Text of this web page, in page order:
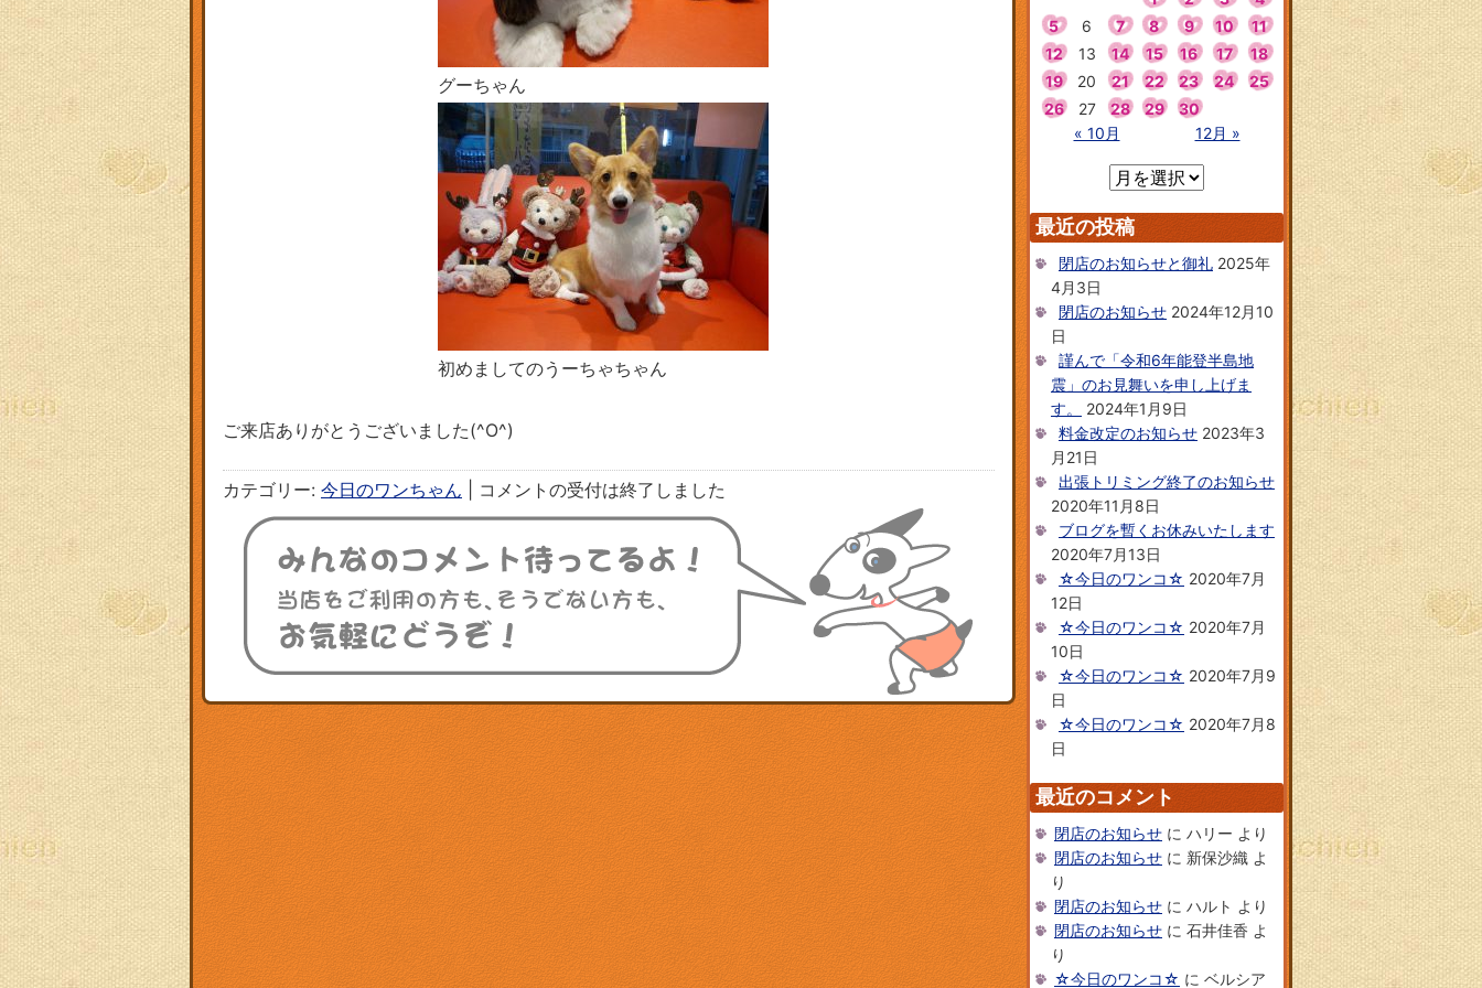
グーちゃん
初めましてのうーちゃちゃん
ご来店ありがとうございました(^O^)
カテゴリー: 今日のワンちゃん コメントの受付は終了しました
5
6 7 8 9 10
11
12
13 14 15 16 17
18
19
20 21 22 23 24
25
26
27 28 29
30
« 10月
12月 »
最近の投稿
閉店のお知らせと御礼 2025年
4月3日
閉店のお知らせ 2024年12月10
日
謹んで「令和6年能登半島地
震」のお見舞いを申し上げま
す。
2024年1月9日
料金改定のお知らせ 2023年3
月21日
出張トリミング終了のお知らせ
2020年11月8日
ブログを暫くお休みいたします
2020年7月13日
☆今日のワンコ☆ 2020年7月
12日
☆今日のワンコ☆ 2020年7月
10日
☆今日のワンコ☆ 2020年7月9
日
☆今日のワンコ☆ 2020年7月8
日
最近のコメント
閉店のお知らせ に ハリー より
閉店のお知らせ に 新保沙織 よ
り
閉店のお知らせ に ハルト より
閉店のお知らせ に 石井佳香 よ
り
☆今日のワンコ☆ に ベルシア